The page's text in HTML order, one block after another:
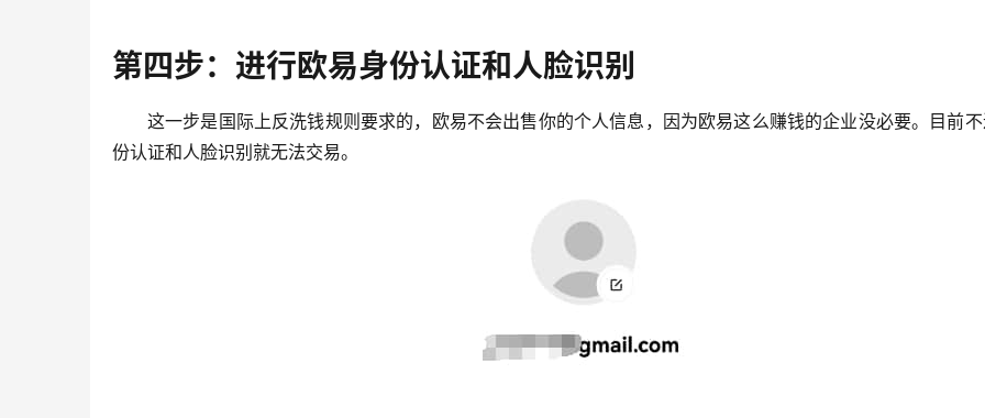
第四步：进行欧易身份认证和人脸识别
这一步是国际上反洗钱规则要求的，欧易不会出售你的个人信息，因为欧易这么赚钱的企业没必要。目前
份认证和人脸识别就无法交易。